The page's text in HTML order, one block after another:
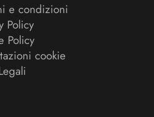
e condizioni
Policy
Policy
cookie